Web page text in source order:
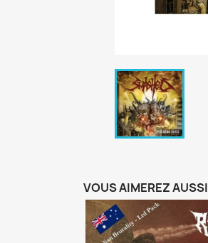
VOUS AIMEREZ AUSSI